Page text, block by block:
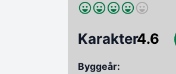
Karakter4.6
Byggeår: